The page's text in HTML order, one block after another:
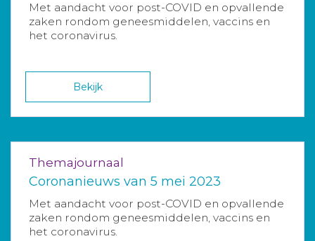
Met aandacht voor post-COVID en opvallende
zaken rondom geneesmiddelen, vaccins en
het coronavirus.
Bekijk
Themajournaal
Coronanieuws van 5 mei 2023
Met aandacht voor post-COVID en opvallende
zaken rondom geneesmiddelen, vaccins en
het coronavirus.